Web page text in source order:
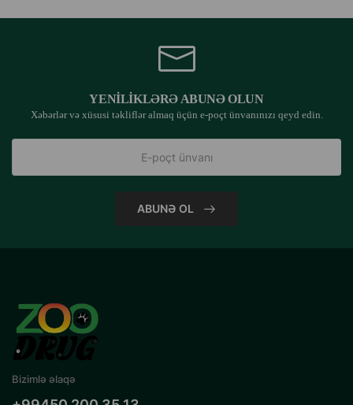
YENILIKLƏRƏ ABUNƏ OLUN
Xəbərlər və xüsusi təkliflər almaq üçün e-poçt ünvanınızı qeyd edin.
ABUNƏ OL
Bizimlə əlaqə